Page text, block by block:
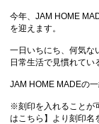
今年、JAM HOME
を迎えます。
一日いちにち、何気な
日常生活で見慣れてい
JAM HOME MADEの
※刻印を入れることが
はこちら】より刻印名